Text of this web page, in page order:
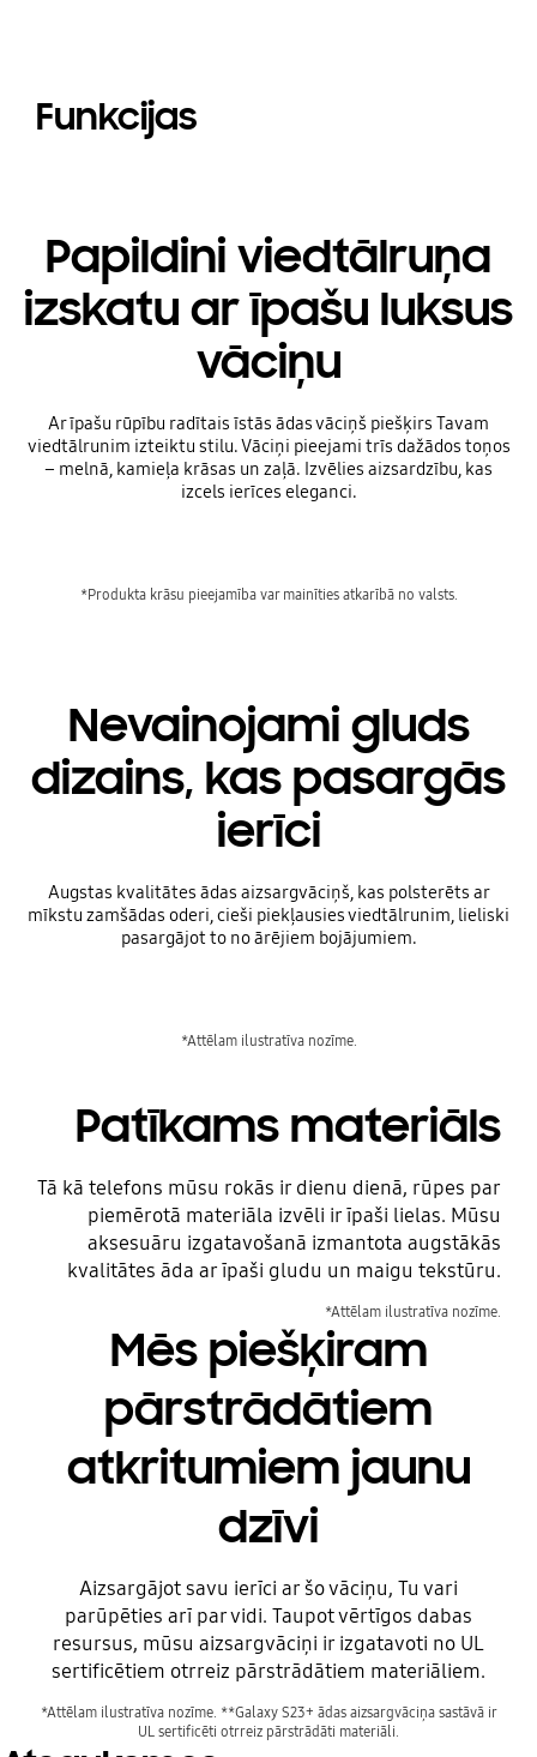
Funkcijas
Papildini viedtālruņa
izskatu ar īpašu luksus
vāciņu
Ar īpašu rūpību radītais īstās ādas vāciņš piešķirs Tavam
viedtālrunim izteiktu stilu. Vāciņi pieejami trīs dažādos toņos
– melnā, kamieļa krāsas un zaļā. Izvēlies aizsardzību, kas
izcels ierīces eleganci.
*Produkta krāsu pieejamība var mainīties atkarībā no valsts.
Nevainojami gluds
dizains, kas pasargās
ierīci
Augstas kvalitātes ādas aizsargvāciņš, kas polsterēts ar
mīkstu zamšādas oderi, cieši piekļausies viedtālrunim, lieliski
pasargājot to no ārējiem bojājumiem.
*Attēlam ilustratīva nozīme.
Patīkams materiāls
Tā kā telefons mūsu rokās ir dienu dienā, rūpes par
piemērotā materiāla izvēli ir īpaši lielas. Mūsu
aksesuāru izgatavošanā izmantota augstākās
kvalitātes āda ar īpaši gludu un maigu tekstūru.
*Attēlam ilustratīva nozīme.
Mēs piešķiram
pārstrādātiem
atkritumiem jaunu
dzīvi
Aizsargājot savu ierīci ar šo vāciņu, Tu vari
parūpēties arī par vidi. Taupot vērtīgos dabas
resursus, mūsu aizsargvāciņi ir izgatavoti no UL
sertificētiem otrreiz pārstrādātiem materiāliem.
*Attēlam ilustratīva nozīme. **Galaxy S23+ ādas aizsargvāciņa sastāvā ir
UL sertificēti otrreiz pārstrādāti materiāli.